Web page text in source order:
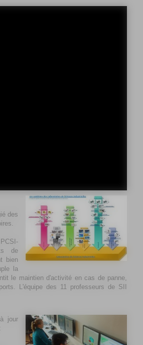
des
de
bien
la
le maintien d'activité en cas de panne,
L'équipe des 11 professeurs de SII
jour